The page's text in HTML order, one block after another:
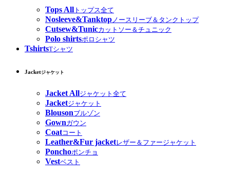
Tops All トップス全て
Nosleeve&Tanktopノースリーブ＆タンクトップ
Cutsew&Tunicカットソー＆チュニック
Polo shirtsポロシャツ
TshirtsTシャツ
Jacketジャケット
Jacket Allジャケット全て
Jacketジャケット
Blousonブルゾン
Gownガウン
Coatコート
Leather&Fur jacketレザー＆ファージャケット
Ponchoポンチョ
Vestベスト